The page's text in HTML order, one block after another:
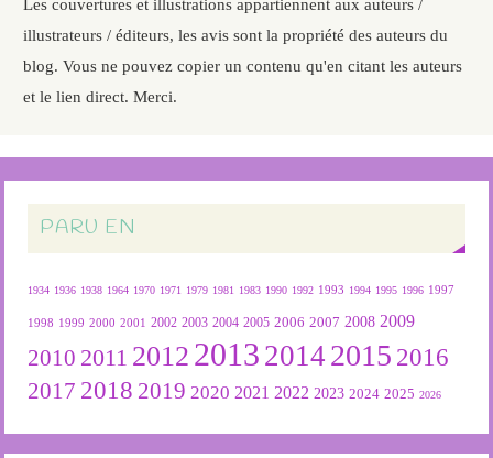
illustrateurs / éditeurs, les avis sont la propriété des auteurs du
blog. Vous ne pouvez copier un contenu qu'en citant les auteurs
et le lien direct. Merci.
PARU EN
1934 1936 1938 1964 1970 1971 1979 1981 1983 1990 1992 1993 1994 1995 1996 1997
1998 1999 2000 2001 2002 2003 2004 2005 2006 2007 2008 2009
2010 2011 2012 2013 2014 2015 2016
2017 2018 2019 2020 2021 2022 2023 2024 2025 2026